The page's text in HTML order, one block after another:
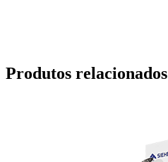
Produtos relacionados